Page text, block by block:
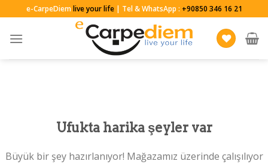
to
content
e-CarpeDiemlive your life| Tel & WhatsApp : +90850 346 16 21
Ufukta harika şeyler var
Büyük bir şey hazırlanıyor! Mağazamız üzerinde çalışılıyor